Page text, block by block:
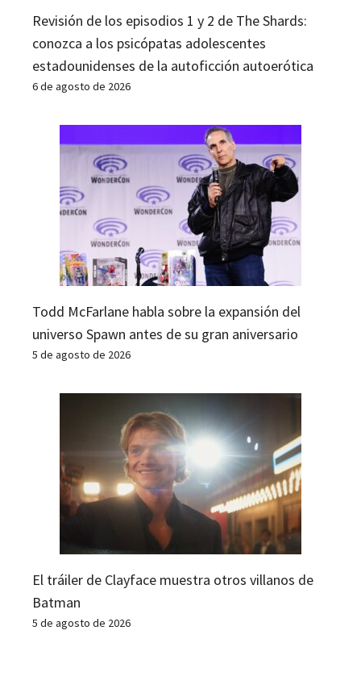
Revisión de los episodios 1 y 2 de The Shards:
conozca a los psicópatas adolescentes
estadounidenses de la autoficción autoerótica
6 de agosto de 2026
Todd McFarlane habla sobre la expansión del
universo Spawn antes de su gran aniversario
5 de agosto de 2026
El tráiler de Clayface muestra otros villanos de
Batman
5 de agosto de 2026